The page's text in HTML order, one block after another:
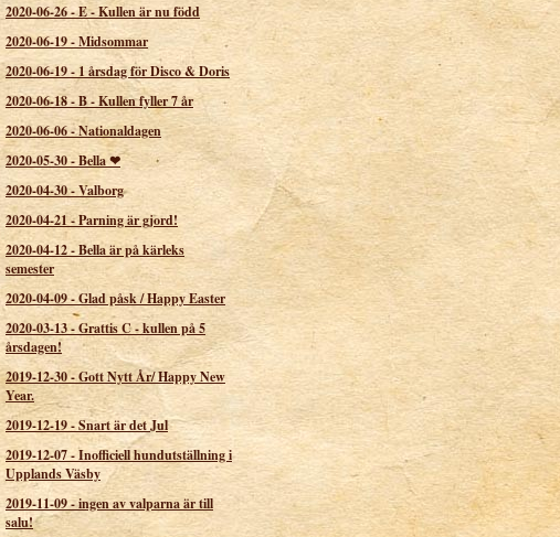
2020-06-26-E - Kullen är nu född
2020-06-19-Midsommar
2020-06-19- 1 årsdag för Disco & Doris
2020-06-18-B - Kullen fyller 7 år
2020-06-06-Nationaldagen
2020-05-30-Bella ❤
2020-04-30-Valborg
2020-04-21-Parning är gjord!
2020-04-12-Bella är på kärleks
semester
2020-04-09-Glad påsk / Happy Easter
2020-03-13-Grattis C - kullen på 5
årsdagen!
2019-12-30-Gott Nytt År/ Happy New
Year.
2019-12-19-Snart är det Jul
2019-12-07-Inofficiell hundutställning i
Upplands Väsby
2019-11-09-ingen av valparna är till
salu!